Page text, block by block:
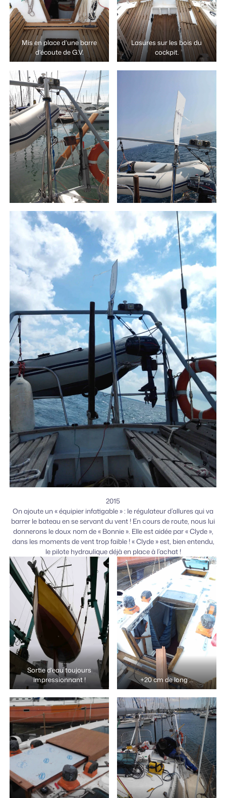
Mis en place d’une barre
d’écoute de G.V.
Lasures sur les bois du
cockpit.
2015
On ajoute un « équipier infatigable » : le régulateur d’allures qui va
barrer le bateau en se servant du vent ! En cours de route, nous lui
donnerons le doux nom de « Bonnie ». Elle est aidée par « Clyde »,
dans les moments de vent trop faible ! « Clyde » est, bien entendu,
le pilote hydraulique déjà en place à l’achat !
Sortie d’eau toujours
impressionnant !
+20 cm de long …